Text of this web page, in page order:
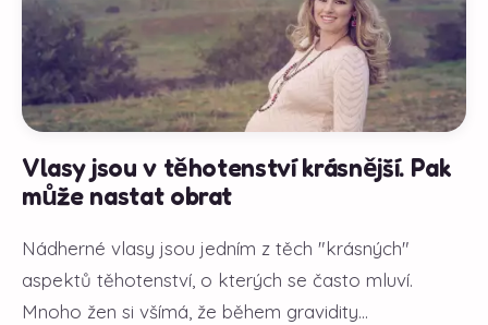
Vlasy jsou v těhotenství krásnější. Pak
může nastat obrat
Nádherné vlasy jsou jedním z těch "krásných"
aspektů těhotenství, o kterých se často mluví.
Mnoho žen si všímá, že během gravidity...